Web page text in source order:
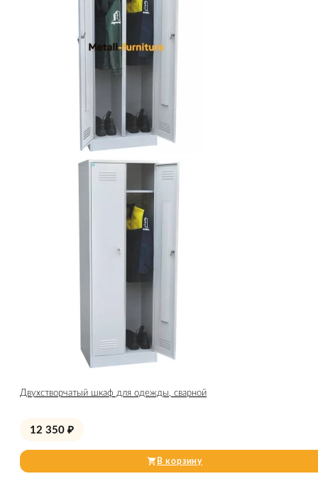
Двухстворчатый шкаф для одежды, сварной
12 350 ₽
В корзину